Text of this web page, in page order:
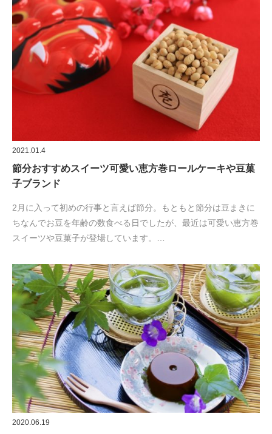
2021.01.4
節分おすすめスイーツ可愛い恵方巻ロールケーキや豆菓
子ブランド
2月に入って初めの行事と言えば節分。もともと節分は豆まきに
ちなんでお豆を年齢の数食べる日でしたが、最近は可愛い恵方巻
スイーツや豆菓子が登場しています。…
2020.06.19